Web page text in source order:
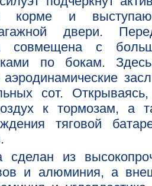
корме и
двери.
совмещена с
по бокам.
сот.
к тормозам, а
тяговой
сделан из
и алюминия, а